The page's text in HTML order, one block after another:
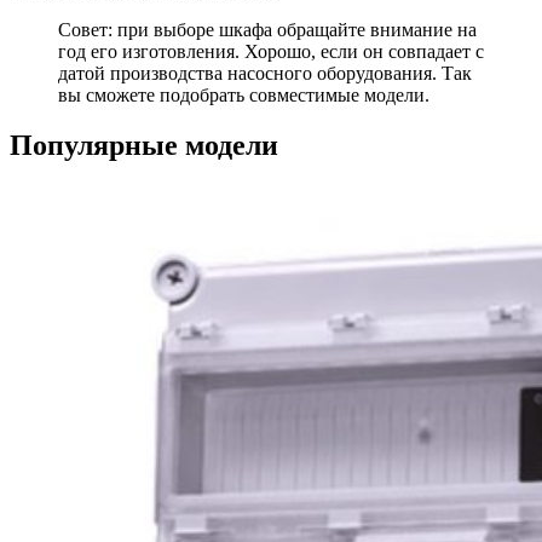
Совет: при выборе шкафа обращайте внимание на
год его изготовления. Хорошо, если он совпадает с
датой производства насосного оборудования. Так
вы сможете подобрать совместимые модели.
Популярные модели